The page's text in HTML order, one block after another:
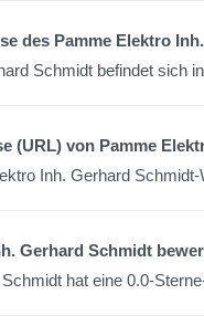
des Pamme Elektro
Schmidt befindet sich
(URL) von Pamme
Inh. Gerhard
Gerhard Schmidt
hat eine 0.0-